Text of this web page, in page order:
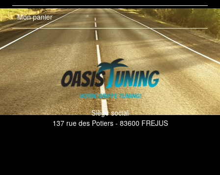
Mon panier
Siège social
137 rue des Potiers - 83600 FREJUS